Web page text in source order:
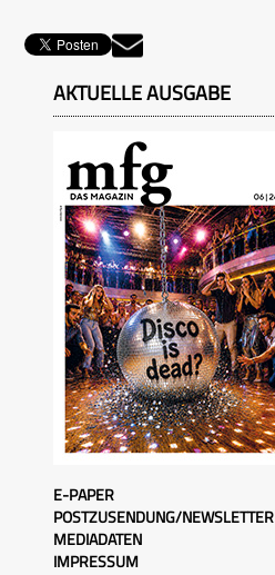
AKTUELLE AUSGABE
E-PAPER
POSTZUSENDUNG/NEWSLETTER
MEDIADATEN
IMPRESSUM